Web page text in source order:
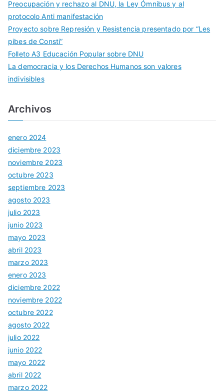
Preocupación y rechazo al DNU, la Ley Ómnibus y al
protocolo Anti manifestación
Proyecto sobre Represión y Resistencia presentado por “Les
pibes de Consti”
Folleto A3 Educación Popular sobre DNU
La democracia y los Derechos Humanos son valores
indivisibles
Archivos
enero 2024
diciembre 2023
noviembre 2023
octubre 2023
septiembre 2023
agosto 2023
julio 2023
junio 2023
mayo 2023
abril 2023
marzo 2023
enero 2023
diciembre 2022
noviembre 2022
octubre 2022
agosto 2022
julio 2022
junio 2022
mayo 2022
abril 2022
marzo 2022